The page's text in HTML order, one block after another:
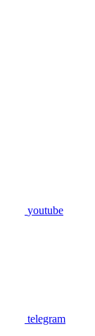
youtube
telegram